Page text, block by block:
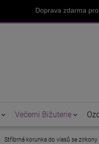
Doprava zdarma
Večerní Bižuterie
Stříbrná korunka do vlasů se